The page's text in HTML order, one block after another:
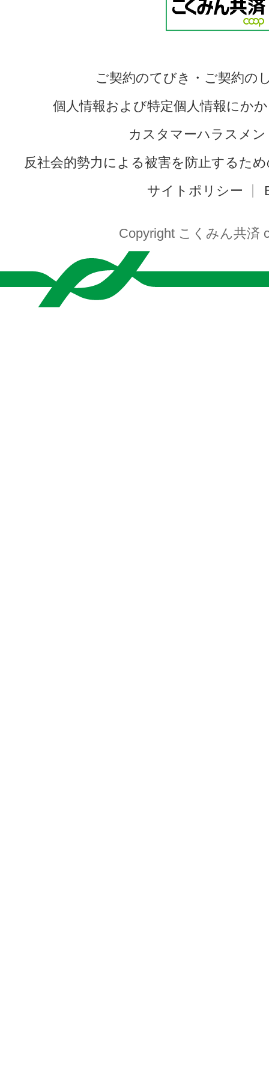
ご契約のてびき・ご契約の
個人情報および特定個人情報にか
カスタマーハラスメ
反社会的勢力による被害を防止するた
サイトポリシー
Copyright こくみん共済